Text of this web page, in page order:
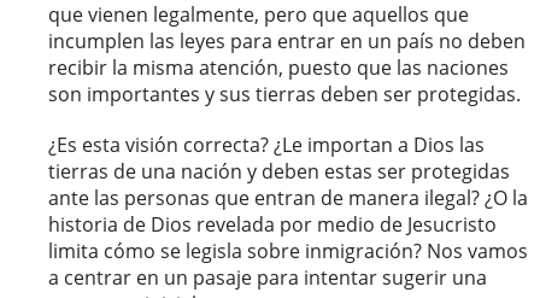
que vienen legalmente, pero que aquellos que
incumplen las leyes para entrar en un país no deben
recibir la misma atención, puesto que las naciones
son importantes y sus tierras deben ser protegidas.
¿Es esta visión correcta? ¿Le importan a Dios las
tierras de una nación y deben estas ser protegidas
ante las personas que entran de manera ilegal? ¿O la
historia de Dios revelada por medio de Jesucristo
limita cómo se legisla sobre inmigración? Nos vamos
a centrar en un pasaje para intentar sugerir una